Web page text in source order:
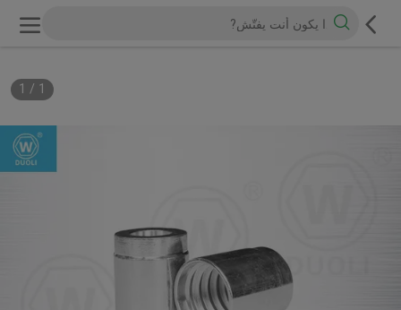
1
/
1